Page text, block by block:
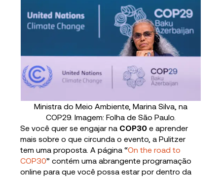
Ministra do Meio Ambiente, Marina Silva, na
COP29. Imagem: Folha de São Paulo.
Se você quer se engajar na COP30e aprender
mais sobre o que circunda o evento, a Pulitzer
tem uma proposta. A página “On the road to
COP30” contém uma abrangente programação
online para que você possa estar por dentro da